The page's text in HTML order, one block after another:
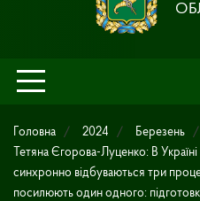
Головна 2024 Березень
Тетяна Єгорова-Луценко: В
синхронно відбуваються три
посилюють один одного: